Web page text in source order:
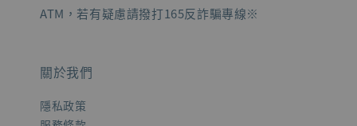
ATM，若有疑慮請撥打165反詐騙專線※
關於我們
隱私政策